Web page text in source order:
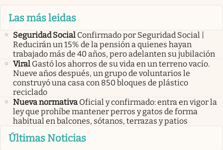
Las más leidas
Seguridad Social Confirmado por Seguridad Social |
Reducirán un 15% de la pensión a quienes hayan
trabajado más de 40 años, pero adelanten su jubilación
Viral Gastó los ahorros de su vida en un terreno vacío.
Nueve años después, un grupo de voluntarios le
construyó una casa con 850 bloques de plástico
reciclado
Nueva normativa Oficial y confirmado: entra en vigor la
ley que prohíbe mantener perros y gatos de forma
habitual en balcones, sótanos, terrazas y patios
Últimas Noticias